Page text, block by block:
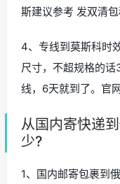
斯建议参考 发双清
4、专线到莫斯科时
尺寸，不超规格的
线，6天就到了。官
从国内寄快递
少?
1、国内邮寄包裹到